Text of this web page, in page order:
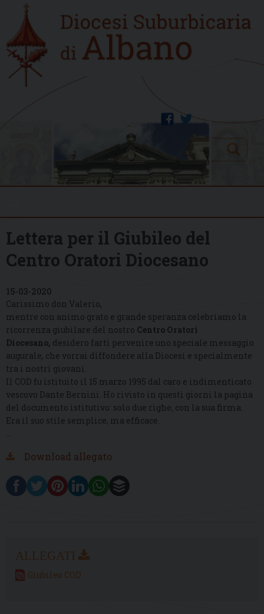
content
Home
new
twitter
facebook
Search
Lettera per il Giubileo del
Centro Oratori Diocesano
15-03-2020
Carissimo don Valerio,
mentre con animo grato e grande speranza celebriamo la
ricorrenza giubilare del nostro Centro Oratori
Diocesano, desidero farti pervenire uno speciale messaggio
augurale, che vorrai diffondere alla Diocesi e specialmente
tra i nostri giovani.
Il COD fu istituito il 15 marzo 1995 dal caro e indimenticato
vescovo Dante Bernini. Ho rivisto in questi giorni la pagina
del documento istitutivo: solo due righe, con la sua firma.
Era il suo stile semplice, ma efficace.
…
Download allegato
Giubileo COD